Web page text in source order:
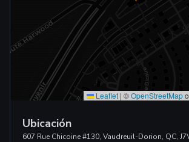
Leaflet | ©OpenStreetMap
Ubicación
607 Rue Chicoine #130, Vaudreuil-Dorion, QC,